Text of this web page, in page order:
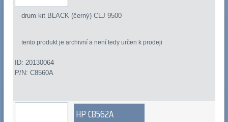
drum kit BLACK (černý) CLJ 9500
tento produkt je archivní a není tedy určen k prodeji
ID: 20130064
P/N: C8560A
HP C8562A